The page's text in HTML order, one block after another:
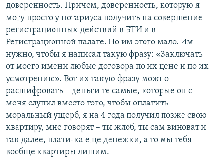
доверенность. Причем, доверенность, которую я
могу просто у нотариуса получить на совершение
регистрационных действий в БТИ и в
Регистрационной палате. Но им этого мало. Им
нужно, чтобы я написал такую фразу: «Заключать
от моего имени любые договора по их цене и по их
усмотрению». Вот их такую фразу можно
расшифровать – деньги те самые, которые он с
меня слупил вместо того, чтобы оплатить
моральный ущерб, я на 4 года получил позже свою
квартиру, мне говорят – ты жлоб, ты сам виноват и
так далее, плати-ка еще денежки, а то мы тебя
вообще квартиры лишим.